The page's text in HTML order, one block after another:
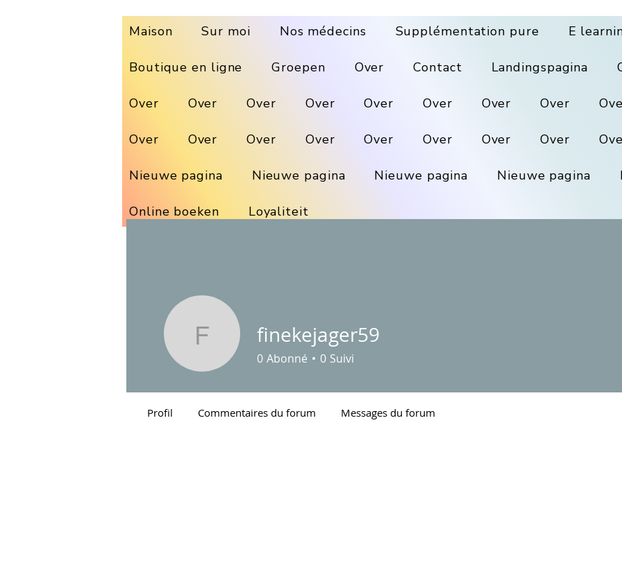
Maison Sur moi Nos médecins Supplémentation pure E
Boutique en ligne Groepen Over Contact Landingspagina
Over Over Over Over Over Over Over Over
Over Over Over Over Over Over Over Over
Nieuwe pagina Nieuwe pagina Nieuwe pagina Nieuwe pagina
Online boeken Loyaliteit
finekejager59
finekejager59
0 Abonné 0 Suivi
Profil Commentaires du forum Messages du forum